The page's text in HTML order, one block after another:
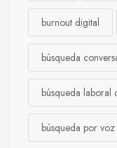
burnout digital
búsqueda
búsqueda laboral
búsqueda por voz